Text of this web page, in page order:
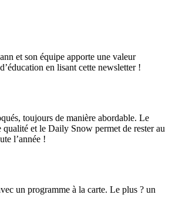
et son équipe apporte une valeur
en lisant cette newsletter !
toujours de manière abordable. Le
qualité et le Daily Snow permet de rester au
l’année !
un programme à la carte. Le plus ? un